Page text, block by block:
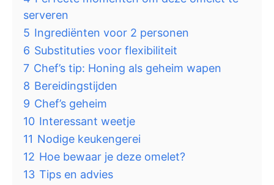
serveren
5 Ingrediënten voor 2 personen
6 Substituties voor flexibiliteit
7 Chef’s tip: Honing als geheim wapen
8 Bereidingstijden
9 Chef’s geheim
10 Interessant weetje
11 Nodige keukengerei
12 Hoe bewaar je deze omelet?
13 Tips en advies